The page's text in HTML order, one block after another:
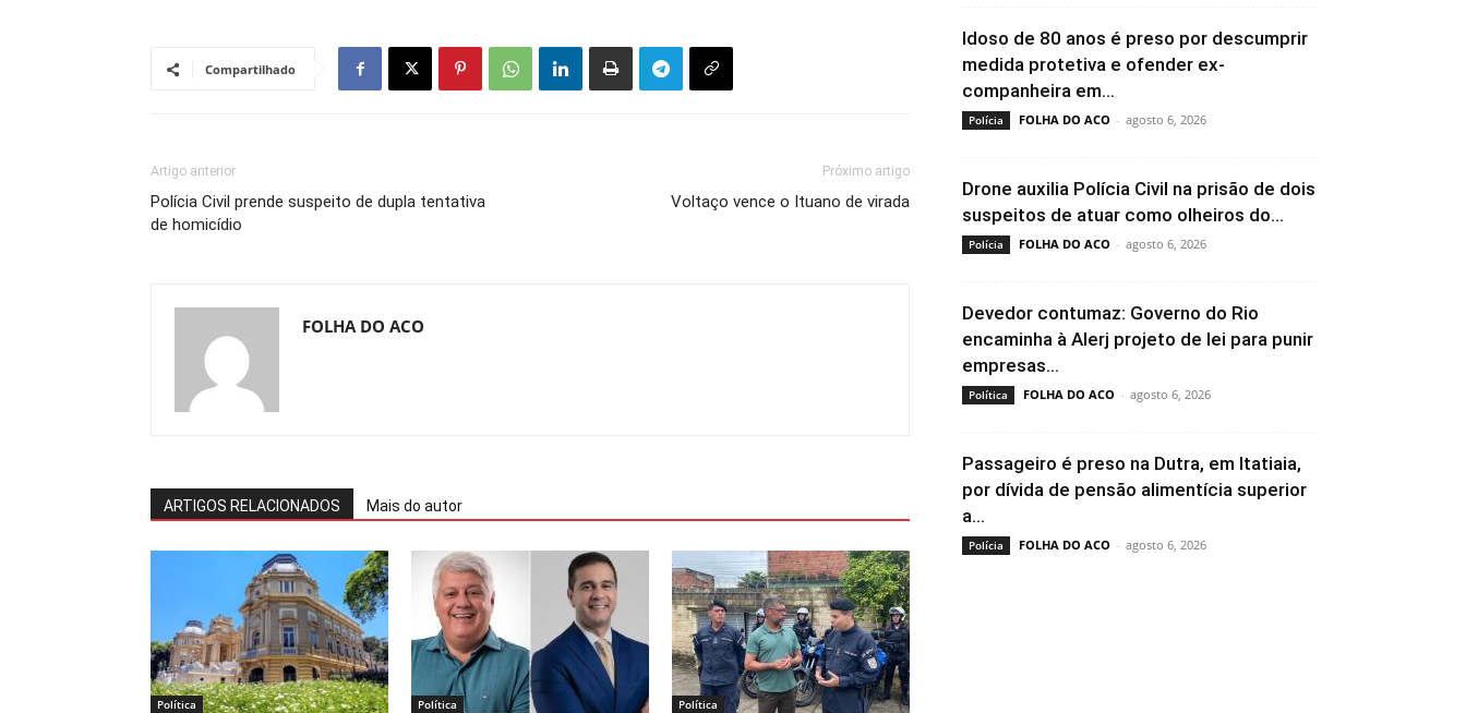
Compartilhado
Artigo anterior
Polícia Civil prende suspeito de dupla tentativa
de homicídio
Próximo artigo
Voltaço vence o Ituano de virada
FOLHA DO ACO
ARTIGOS RELACIONADOS Mais do autor
Política Política Política
Idoso de 80 anos é preso por descumprir
medida protetiva e ofender ex-
companheira em...
Polícia FOLHA DO ACO - agosto 6, 2026
Drone auxilia Polícia Civil na prisão de dois
suspeitos de atuar como olheiros do...
Polícia FOLHA DO ACO - agosto 6, 2026
Devedor contumaz: Governo do Rio
encaminha à Alerj projeto de lei para punir
empresas...
Política FOLHA DO ACO - agosto 6, 2026
Passageiro é preso na Dutra, em Itatiaia,
por dívida de pensão alimentícia superior
a...
Polícia FOLHA DO ACO - agosto 6, 2026